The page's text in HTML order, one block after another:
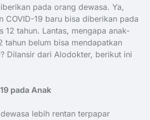
pada orang dewasa. Ya,
COVID-19 baru bisa diberikan pada
12 tahun. Lantas, mengapa anak-
tahun belum bisa mendapatkan
Dilansir dari Alodokter, berikut ini
pada Anak
lebih rentan terpapar